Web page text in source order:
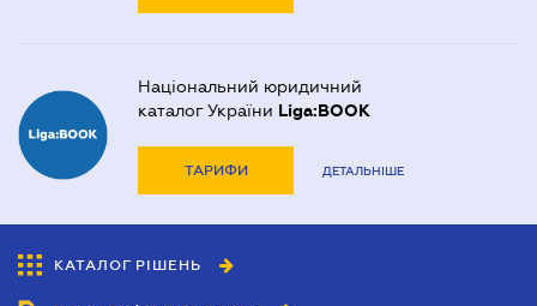
Національний юридичний
каталог України Liga:BOOK
ТАРИФИ ДЕТАЛЬНІШЕ
КАТАЛОГ РІШЕНЬ